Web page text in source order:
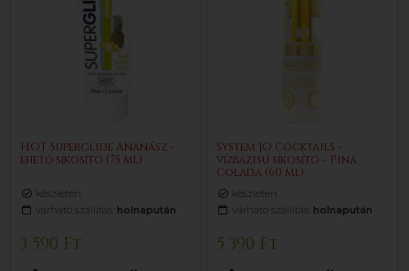
HOT Superglide Ananász -
ehető síkosító (75 ml)
készleten
várható szállítás: holnapután
3 590 Ft
System JO Cocktails -
vízbázisú síkosító - Pina
Colada (60 ml)
készleten
várható szállítás: holnapután
5 390 Ft